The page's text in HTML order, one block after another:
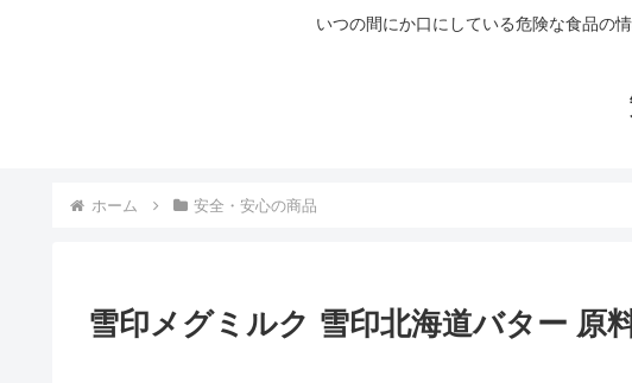
いつの間にか口にしている危険な食品の
ホーム 安全・安心の商品
雪印メグミルク 雪印北海道バター 原